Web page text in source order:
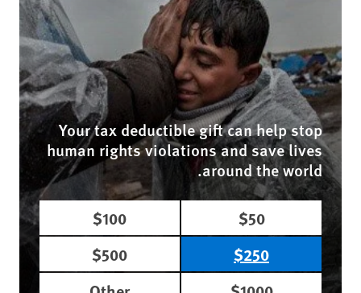
Your tax deductible gift can help stop
human rights violations and save lives
around the world.
$50
$100
$250
$500